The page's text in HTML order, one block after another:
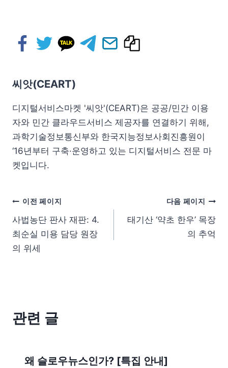
씨앗(CEART)
디지털서비스마켓 '씨앗'(CEART)은 공공/민간 이용
자와 민간 클라우드서비스 제공자를 연결하기 위해,
과학기술정보통신부와 한국지능정보사회진흥원이
‘16년부터 구축·운영하고 있는 디지털서비스 전문 마
켓입니다.
이전 페이지
사법농단 판사 재판: 4.
최순실 미용 담당 원장
의 위세
다음 페이지
태기산 ‘약초 한우’ 목장
의 추억
관련 글
왜 슬로우뉴스인가? [특집 안내]